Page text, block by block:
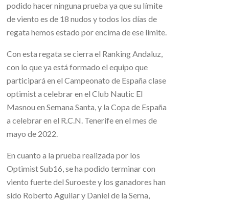
podido hacer ninguna prueba ya que su límite
de viento es de 18 nudos y todos los días de
regata hemos estado por encima de ese límite.
Con esta regata se cierra el Ranking Andaluz,
con lo que ya está formado el equipo que
participará en el Campeonato de España clase
optimist a celebrar en el Club Nautic El
Masnou en Semana Santa, y la Copa de España
a celebrar en el R.C.N. Tenerife en el mes de
mayo de 2022.
En cuanto a la prueba realizada por los
Optimist Sub16, se ha podido terminar con
viento fuerte del Suroeste y los ganadores han
sido Roberto Aguilar y Daniel de la Serna,